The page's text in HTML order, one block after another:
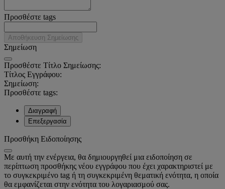
Προσθέστε tags
Αποθήκευση Σημείωσης
Σημείωση
Προσθέστε Τίτλο Σημείωσης:
Τίτλος Εγγράφου:
Σημείωση:
Προσθέστε tags:
Διαγραφή
Επεξεργασία
Προσθήκη Ειδοποίησης
Με αυτή την ενέργεια, θα δημιουργηθεί μια ειδοποίηση σε
περίπτωση προσθήκης νέου εγγράφου που έχει χαρακτηριστεί με
το συγκεκριμένο tag ή τη συγκεκριμένη θεματική ενότητα, η οποία
θα εμφανίζεται στην ενότητα του λογαριασμού σας.